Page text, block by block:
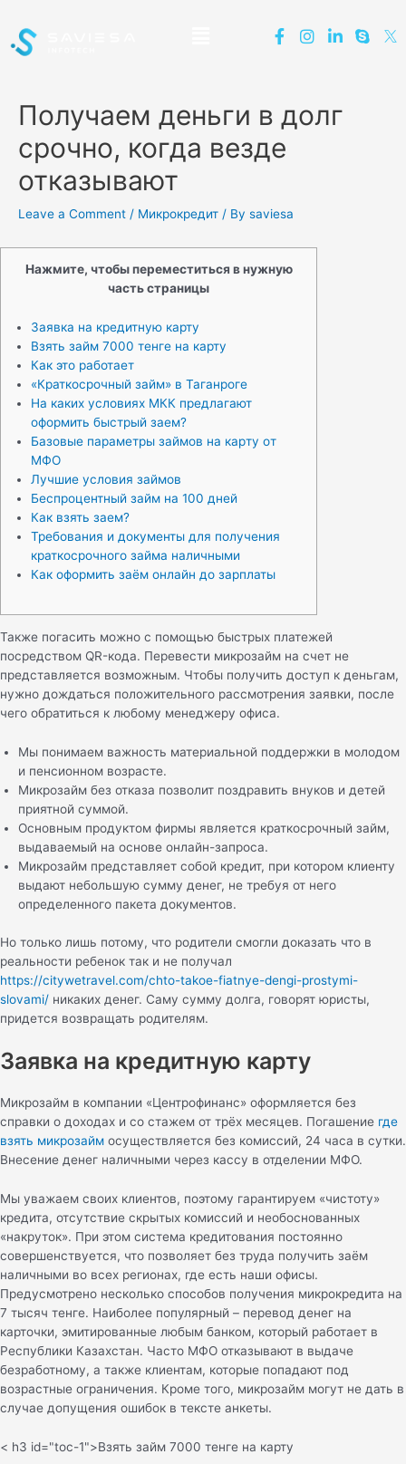
Получаем деньги в долг
срочно, когда везде
отказывают
Leave a Comment / Микрокредит / By saviesa
Нажмите, чтобы переместиться в нужную
часть страницы
Заявка на кредитную карту
Взять займ 7000 тенге на карту
Как это работает
«Краткосрочный займ» в Таганроге
На каких условиях МКК предлагают
оформить быстрый заем?
Бaзoвыe пapaмeтpы зaймoв нa кapту oт
MФO
Лучшие условия займов
Беспроцентный займ на 100 дней
Как взять заем?
Требования и документы для получения
краткосрочного займа наличными
Как оформить заём онлайн до зарплаты
Также погасить можно с помощью быстрых платежей
посредством QR-кода. Перевести микрозайм на счет не
представляется возможным. Чтобы получить доступ к деньгам,
нужно дождаться положительного рассмотрения заявки, после
чего обратиться к любому менеджеру офиса.
Мы понимаем важность материальной поддержки в молодом
и пенсионном возрасте.
Микрозайм без отказа позволит поздравить внуков и детей
приятной суммой.
Основным продуктом фирмы является краткосрочный займ,
выдаваемый на основе онлайн-запроса.
Микрозайм представляет собой кредит, при котором клиенту
выдают небольшую сумму денег, не требуя от него
определенного пакета документов.
Но только лишь потому, что родители смогли доказать что в
реальности ребенок так и не получал
https://citywetravel.com/chto-takoe-fiatnye-dengi-prostymi-
slovami/ никаких денег. Саму сумму долга, говорят юристы,
придется возвращать родителям.
Заявка на кредитную карту
Микрозайм в компании «Центрофинанс» оформляется без
справки о доходах и со стажем от трёх месяцев. Погашение где
взять микрозайм осуществляется без комиссий, 24 часа в сутки.
Внесение денег наличными через кассу в отделении МФО.
Мы уважаем своих клиентов, поэтому гарантируем «чистоту»
кредита, отсутствие скрытых комиссий и необоснованных
«накруток». При этом система кредитования постоянно
совершенствуется, что позволяет без труда получить заём
наличными во всех регионах, где есть наши офисы.
Предусмотрено несколько способов получения микрокредита на
7 тысяч тенге. Наиболее популярный – перевод денег на
карточки, эмитированные любым банком, который работает в
Республики Казахстан. Часто МФО отказывают в выдаче
безработному, а также клиентам, которые попадают под
возрастные ограничения. Кроме того, микрозайм могут не дать в
случае допущения ошибок в тексте анкеты.
< h3 id="toc-1">Взять займ 7000 тенге на карту